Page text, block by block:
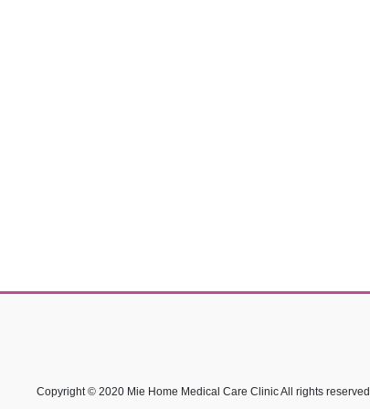
Copyright © 2020 Mie Home Medical Care Clinic All rights reserved.